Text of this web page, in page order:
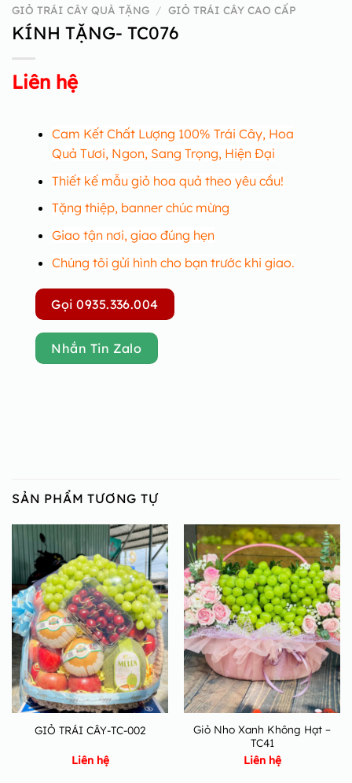
GIỎ TRÁI CÂY QUÀ TẶNG / GIỎ TRÁI CÂY CAO CẤP
KÍNH TẶNG- TC076
Liên hệ
Cam Kết Chất Lượng 100% Trái Cây, Hoa
Quả Tươi, Ngon, Sang Trọng, Hiện Đại
Thiết kế mẫu giỏ hoa quả theo yêu cầu!
Tặng thiệp, banner chúc mừng
Giao tận nơi, giao đúng hẹn
Chúng tôi gửi hình cho bạn trước khi giao.
Gọi 0935.336.004
Nhắn Tin Zalo
SẢN PHẨM TƯƠNG TỰ
GIỎ TRÁI CÂY-TC-002
Liên hệ
Giỏ Nho Xanh Không Hạt –
TC41
Liên hệ